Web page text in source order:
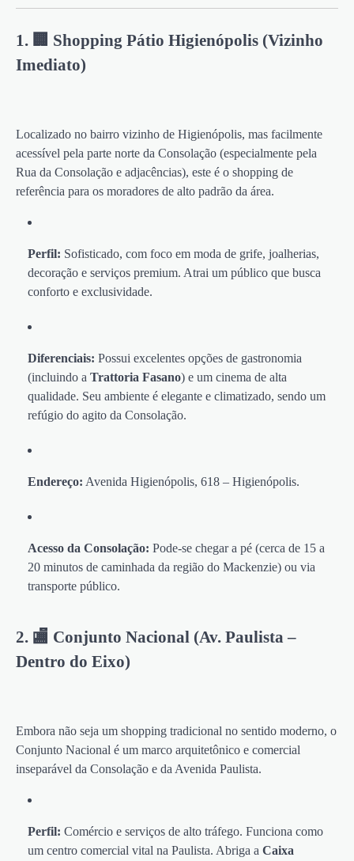
1. 🏢 Shopping Pátio Higienópolis (Vizinho
Imediato)
Localizado no bairro vizinho de Higienópolis, mas facilmente
acessível pela parte norte da Consolação (especialmente pela
Rua da Consolação e adjacências), este é o shopping de
referência para os moradores de alto padrão da área.
Perfil: Sofisticado, com foco em moda de grife, joalherias,
decoração e serviços premium. Atrai um público que busca
conforto e exclusividade.
Diferenciais: Possui excelentes opções de gastronomia
(incluindo a Trattoria Fasano) e um cinema de alta
qualidade. Seu ambiente é elegante e climatizado, sendo um
refúgio do agito da Consolação.
Endereço: Avenida Higienópolis, 618 – Higienópolis.
Acesso da Consolação: Pode-se chegar a pé (cerca de 15 a
20 minutos de caminhada da região do Mackenzie) ou via
transporte público.
2. 🏬 Conjunto Nacional (Av. Paulista –
Dentro do Eixo)
Embora não seja um shopping tradicional no sentido moderno, o
Conjunto Nacional é um marco arquitetônico e comercial
inseparável da Consolação e da Avenida Paulista.
Perfil: Comércio e serviços de alto tráfego. Funciona como
um centro comercial vital na Paulista. Abriga a Caixa